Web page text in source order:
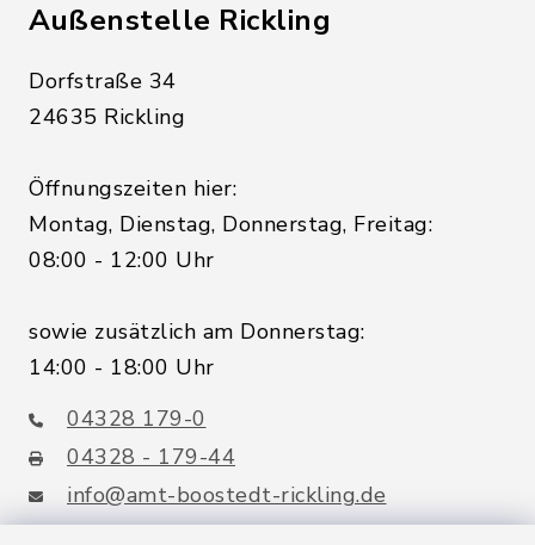
Außenstelle Rickling
Dorfstraße 34
24635 Rickling
Öffnungszeiten hier:
Montag, Dienstag, Donnerstag, Freitag:
08:00 - 12:00 Uhr
sowie zusätzlich am Donnerstag:
14:00 - 18:00 Uhr
04328 179-0
04328 - 179-44
info@amt-boostedt-rickling.de